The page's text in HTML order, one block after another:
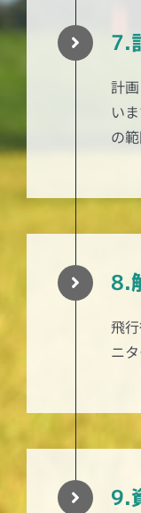
7.
計
い
の
8.
飛
ニ
9.